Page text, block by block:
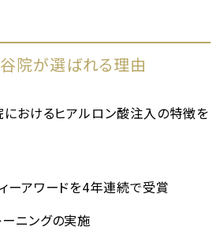
院が選ばれる理由
おけるヒアルロン酸注入の特徴を
ーアワードを4年連続で受賞
ニングの実施